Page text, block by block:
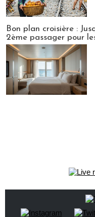
Bon plan croisière :
2ème passager pour